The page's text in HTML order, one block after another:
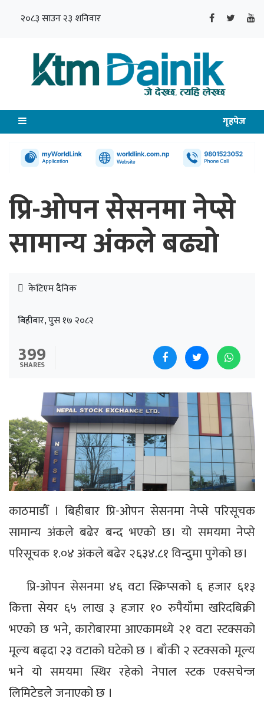
२०८३ साउन २३ शनिवार
गृहपेज
प्रि-ओपन सेसनमा नेप्से
सामान्य अंकले बढ्यो
केटिएम दैनिक
बिहीबार, पुस १७ २०८२
399
SHARES
काठमाडौँ । बिहीबार प्रि-ओपन सेसनमा नेप्से परिसूचक
सामान्य अंकले बढेर बन्द भएको छ। यो समयमा नेप्से
परिसूचक १.०४ अंकले बढेर २६३४.८१ विन्दुमा पुगेको छ।
प्रि-ओपन सेसनमा ४६ वटा स्क्रिप्सको ६ हजार ६१३
कित्ता सेयर ६५ लाख ३ हजार १० रुपैयाँमा खरिदबिक्री
भएको छ भने, कारोबारमा आएकामध्ये २१ वटा स्टक्सको
मूल्य बढ्दा २३ वटाको घटेको छ । बाँकी २ स्टक्सको मूल्य
भने यो समयमा स्थिर रहेको नेपाल स्टक एक्सचेन्ज
लिमिटेडले जनाएको छ ।